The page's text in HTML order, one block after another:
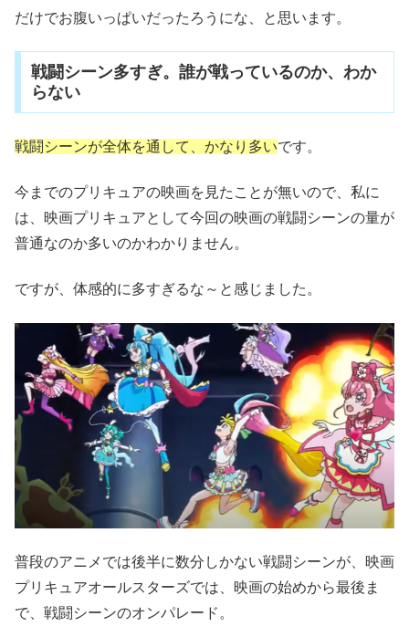
だけでお腹いっぱいだったろうにな、と思います。
戦闘シーン多すぎ。誰が戦っているのか、わか
らない
戦闘シーンが全体を通して、かなり多いです。
今までのプリキュアの映画を見たことが無いので、私に
は、映画プリキュアとして今回の映画の戦闘シーンの量が
普通なのか多いのかわかりません。
ですが、体感的に多すぎるな～と感じました。
普段のアニメでは後半に数分しかない戦闘シーンが、映画
プリキュアオールスターズでは、映画の始めから最後ま
で、戦闘シーンのオンパレード。